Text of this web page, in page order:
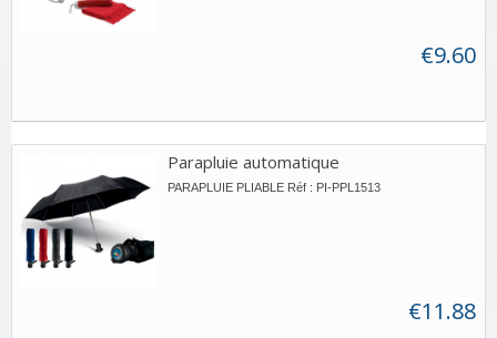
€9.60
Parapluie automatique
PARAPLUIE PLIABLE Réf : PI-PPL1513
€11.88